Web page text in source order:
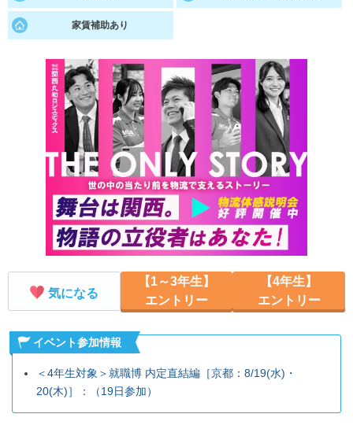
あなたに合う仕事を診断！
就活ニュースペーパー
就活時事ニュースを更新
よくある質問
不明点があればこちら
家賃補助あり
気になる
【1～3年生】
エントリー
【4年生】
エントリー
イベント参加情報
＜4年生対象＞就職博 内定直結編［京都：8/19(水)・
20(木)］：（19日参加）